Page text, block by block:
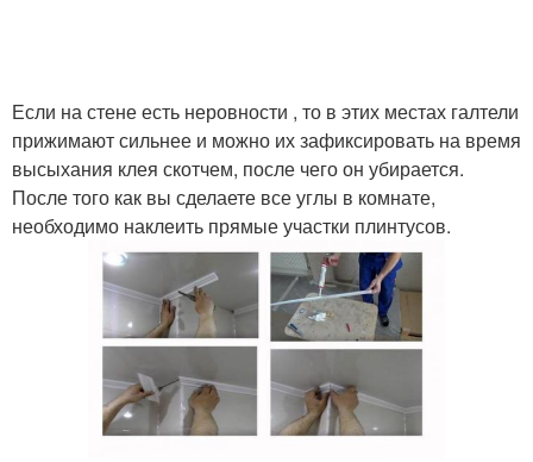
Если на стене есть неровности , то в этих местах галтели
прижимают сильнее и можно их зафиксировать на время
высыхания клея скотчем, после чего он убирается.
После того как вы сделаете все углы в комнате,
необходимо наклеить прямые участки плинтусов.